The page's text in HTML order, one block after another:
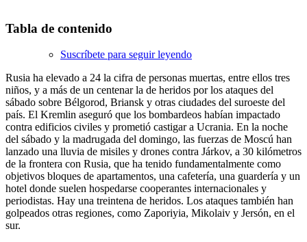
Tabla de contenido
Suscríbete para seguir leyendo
Rusia ha elevado a 24 la cifra de personas muertas, entre ellos tres
niños, y a más de un centenar la de heridos por los ataques del
sábado sobre Bélgorod, Briansk y otras ciudades del suroeste del
país. El Kremlin aseguró que los bombardeos habían impactado
contra edificios civiles y prometió castigar a Ucrania. En la noche
del sábado y la madrugada del domingo, las fuerzas de Moscú han
lanzado una lluvia de misiles y drones contra Járkov, a 30 kilómetros
de la frontera con Rusia, que ha tenido fundamentalmente como
objetivos bloques de apartamentos, una cafetería, una guardería y un
hotel donde suelen hospedarse cooperantes internacionales y
periodistas. Hay una treintena de heridos. Los ataques también han
golpeados otras regiones, como Zaporiyia, Mikolaiv y Jersón, en el
sur.